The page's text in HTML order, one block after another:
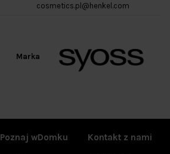
cosmetics.pl@henkel.com
Marka
Poznaj wDomku Kontakt z nami